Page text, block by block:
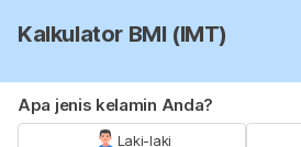
Kalkulator BMI (IMT)
Apa jenis kelamin Anda?
Laki-laki